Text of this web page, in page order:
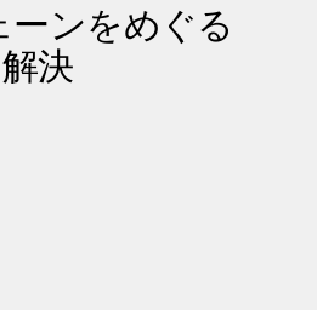
ンをめぐる
決